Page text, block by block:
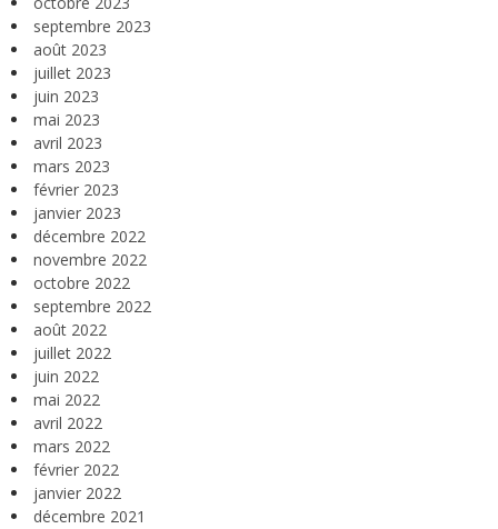
septembre 2023
août 2023
juillet 2023
juin 2023
mai 2023
avril 2023
mars 2023
février 2023
janvier 2023
décembre 2022
novembre 2022
octobre 2022
septembre 2022
août 2022
juillet 2022
juin 2022
mai 2022
avril 2022
mars 2022
février 2022
janvier 2022
décembre 2021